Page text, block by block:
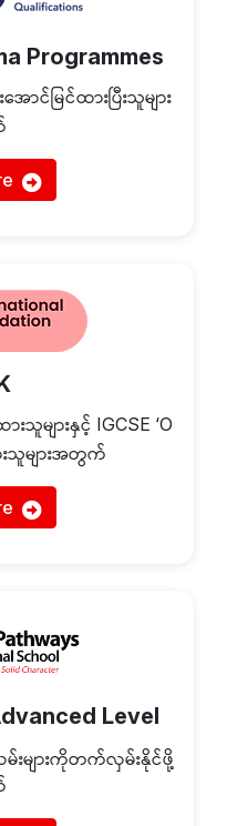
Programmes
ာင်မြင်ထားပြီးသူများ
သူများနှင့် IGCSE ‘O
သူများအတွက်
Level
များကိုတက်​ လှမ်းနိုင်ဖို့